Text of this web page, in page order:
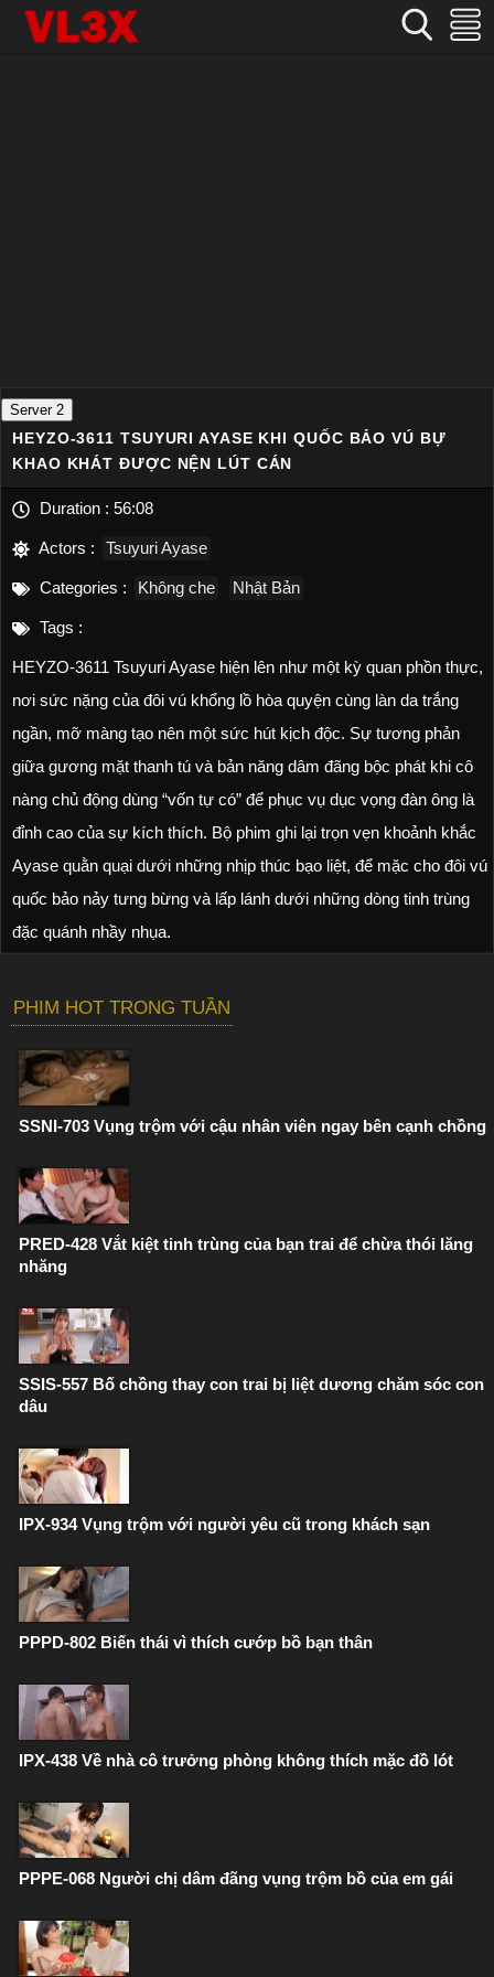
Home Không che
HEYZO-3611 Tsuyuri Ayase Khi quốc bảo vú bự khao khát được nện lút cán
Server 2
HEYZO-3611 TSUYURI AYASE KHI QUỐC BẢO VÚ BỰ
KHAO KHÁT ĐƯỢC NỆN LÚT CÁN
Duration : 56:08
Actors : Tsuyuri Ayase
Categories : Không che Nhật Bản
Tags :
HEYZO-3611 Tsuyuri Ayase hiện lên như một kỳ quan phồn thực,
nơi sức nặng của đôi vú khổng lồ hòa quyện cùng làn da trắng
ngần, mỡ màng tạo nên một sức hút kịch độc. Sự tương phản
giữa gương mặt thanh tú và bản năng dâm đãng bộc phát khi cô
nàng chủ động dùng “vốn tự có” để phục vụ dục vọng đàn ông là
đỉnh cao của sự kích thích. Bộ phim ghi lại trọn vẹn khoảnh khắc
Ayase quằn quại dưới những nhịp thúc bạo liệt, để mặc cho đôi vú
quốc bảo nảy tưng bừng và lấp lánh dưới những dòng tinh trùng
đặc quánh nhầy nhụa.
PHIM HOT TRONG TUẦN
SSNI-703 Vụng trộm với cậu nhân viên ngay bên cạnh chồng
PRED-428 Vắt kiệt tinh trùng của bạn trai để chừa thói lăng
nhăng
SSIS-557 Bố chồng thay con trai bị liệt dương chăm sóc con
dâu
IPX-934 Vụng trộm với người yêu cũ trong khách sạn
PPPD-802 Biến thái vì thích cướp bồ bạn thân
IPX-438 Về nhà cô trưởng phòng không thích mặc đồ lót
PPPE-068 Người chị dâm đãng vụng trộm bồ của em gái